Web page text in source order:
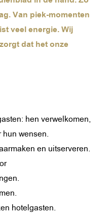
Van piek-momenten
veel energie. Wij
dat het onze
hen verwelkomen,
wensen.
en uitserveren.
hotelgasten.